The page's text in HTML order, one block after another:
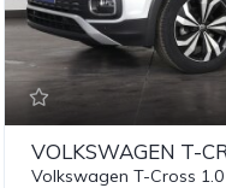
VOLKSWAGEN T-
Volkswagen T-Cross